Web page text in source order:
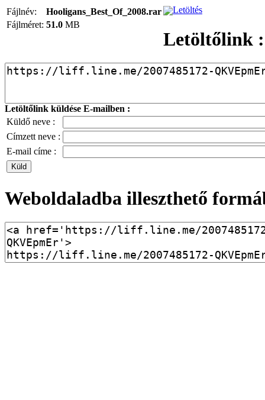
Fájlnév:
Hooligans_Best_Of_2008.rar
Fájlméret: 51.0 MB
Letöltés
Letöltőlink :
Letöltőlink küldése E-mailben :
Küldő neve :
Címzett neve :
E-mail címe :
Weboldaladba illeszthető